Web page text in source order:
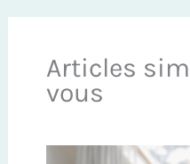
Articles
vous